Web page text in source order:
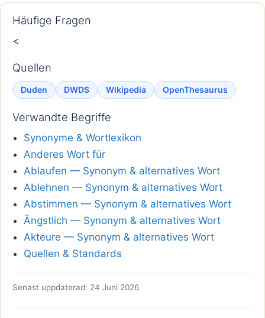
Häufige Fragen
<
Quellen
Duden DWDS Wikipedia OpenThesaurus
Verwandte Begriffe
Synonyme & Wortlexikon
Anderes Wort für
Ablaufen — Synonym & alternatives Wort
Ablehnen — Synonym & alternatives Wort
Abstimmen — Synonym & alternatives Wort
Ängstlich — Synonym & alternatives Wort
Akteure — Synonym & alternatives Wort
Quellen & Standards
Senast uppdaterad: 24 Juni 2026